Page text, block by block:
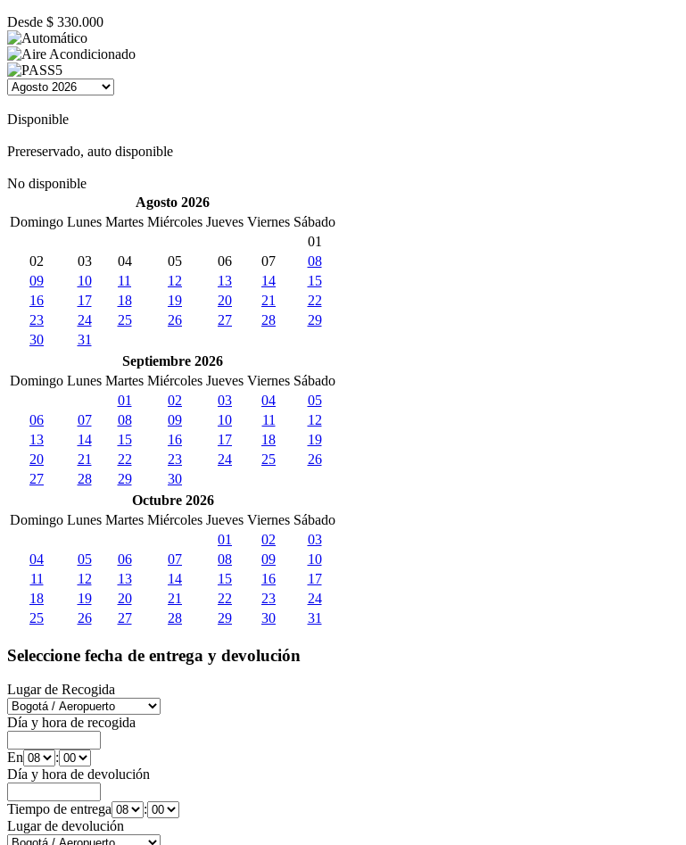
Desde $ 330.000
Disponible
Prereservado, auto disponible
No disponible
Agosto 2026
Domingo Lunes Martes Miércoles Jueves Viernes Sábado
01
02
03 04 05 06 07
08
09
10 11 12 13 14
15
16
17 18 19 20 21
22
23
24 25 26 27 28
29
30
31
Septiembre 2026
Domingo Lunes Martes Miércoles Jueves Viernes Sábado
01
02 03 04
05
06
07 08 09 10 11
12
13
14 15 16 17 18
19
20
21 22 23 24 25
26
27
28 29
30
Octubre 2026
Domingo Lunes Martes Miércoles Jueves Viernes Sábado
01
02
03
04
05 06 07 08 09
10
11
12 13 14 15 16
17
18
19 20 21 22 23
24
25
26 27 28 29 30 31
Seleccione fecha de entrega y devolución
Lugar de Recogida
Día y hora de recogida
En
:
Día y hora de devolución
Tiempo de entrega
:
Lugar de devolución